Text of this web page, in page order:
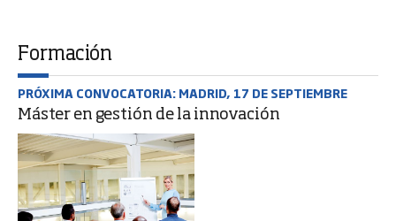
Formación
PRÓXIMA CONVOCATORIA: MADRID, 17 DE SEPTIEMBRE
Máster en gestión de la innovación